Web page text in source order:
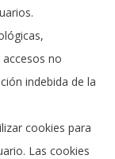
no
indebida de la
cookies para
Las cookies